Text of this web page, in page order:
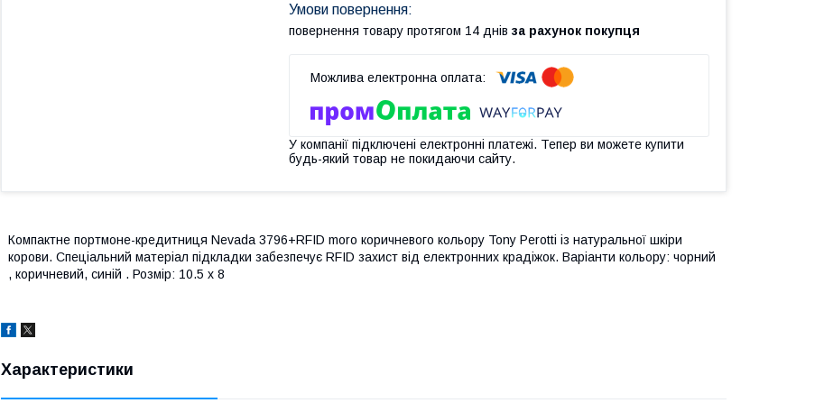
повернення товару протягом 14 днів за рахунок покупця
У компанії підключені електронні платежі. Тепер ви можете купити
будь-який товар не покидаючи сайту.
Компактне портмоне-кредитниця Nevada 3796+RFID moro коричневого кольору Tony Perotti із натуральної шкіри
корови. Спеціальний матеріал підкладки забезпечує RFID захист від електронних крадіжок. Варіанти кольору: чорний
, коричневий, синій . Розмір: 10.5 х 8
Характеристики